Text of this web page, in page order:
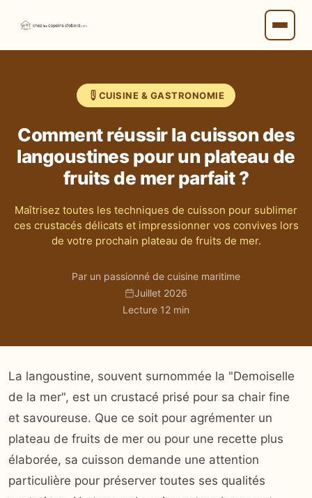
CUISINE & GASTRONOMIE
Comment réussir la cuisson des
langoustines pour un plateau de
fruits de mer parfait ?
Maîtrisez toutes les techniques de cuisson pour sublimer
ces crustacés délicats et impressionner vos convives lors
de votre prochain plateau de fruits de mer.
Par un passionné de cuisine maritime
Juillet 2026
Lecture 12 min
La langoustine, souvent surnommée la "Demoiselle
de la mer", est un crustacé prisé pour sa chair fine
et savoureuse. Que ce soit pour agrémenter un
plateau de fruits de mer ou pour une recette plus
élaborée, sa cuisson demande une attention
particulière pour préserver toutes ses qualités